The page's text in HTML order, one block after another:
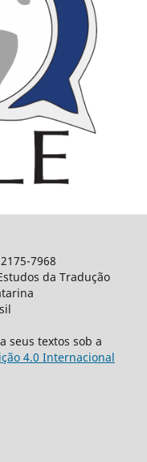
7968
da Tradução
seus textos sob a
4.0 Internacional